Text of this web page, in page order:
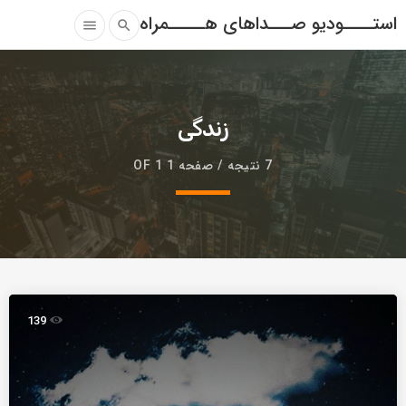
استــــودیو صـــداهای هـــــمراه search
menu
زندگی
7 نتیجه / صفحه 1 OF 1